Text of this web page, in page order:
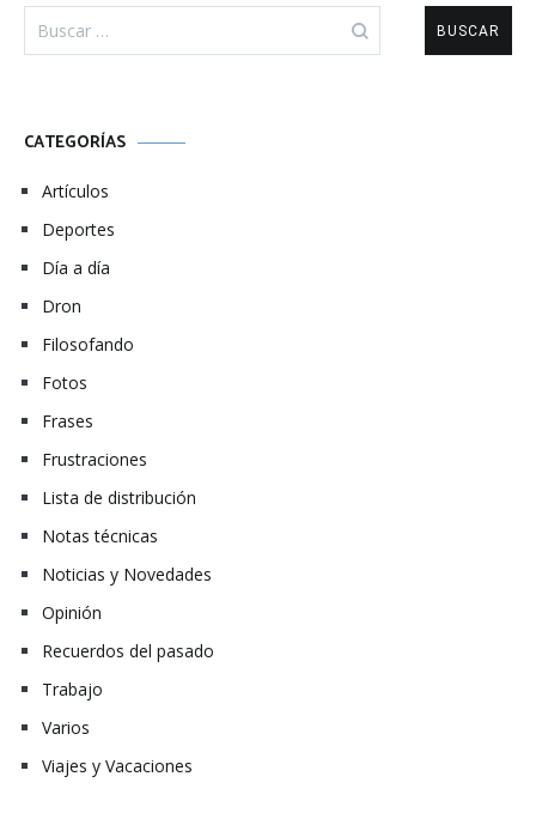
CATEGORÍAS
Artículos
Deportes
Día a día
Dron
Filosofando
Fotos
Frases
Frustraciones
Lista de distribución
Notas técnicas
Noticias y Novedades
Opinión
Recuerdos del pasado
Trabajo
Varios
Viajes y Vacaciones